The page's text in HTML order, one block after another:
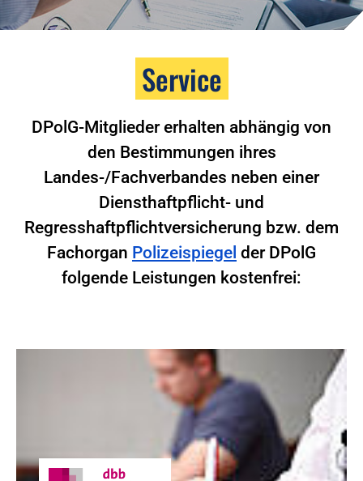
Service
DPolG-Mitglieder erhalten abhängig von
den Bestimmungen ihres
Landes-/Fachverbandes neben einer
Diensthaftpflicht- und
Regresshaftpflichtversicherung bzw. dem
Fachorgan Polizeispiegel der DPolG
folgende Leistungen kostenfrei: